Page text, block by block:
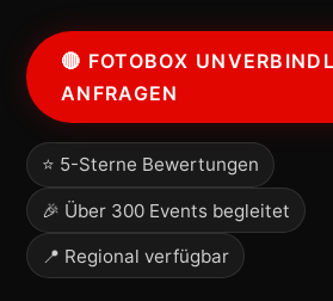
🔴 FOTOBOX
ANFRAGEN
⭐ 5-Sterne Bewertungen
🎉 Über 300 Events begleitet
📍 Regional verfügbar